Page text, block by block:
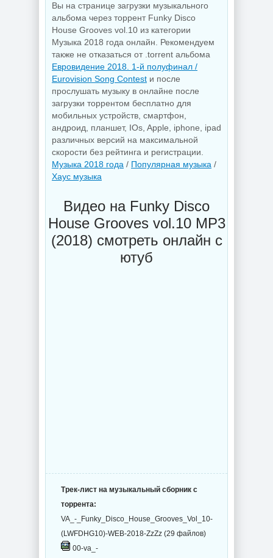
Вы на странице загрузки музыкального
альбома через торрент Funky Disco
House Grooves vol.10 из категории
Музыка 2018 года онлайн. Рекомендуем
также не отказаться от .torrent альбома
Евровидение 2018. 1-й полуфинал /
Eurovision Song Contest и после
прослушать музыку в онлайне после
загрузки торрентом бесплатно для
мобильных устройств, смартфон,
андроид, планшет, IOs, Apple, iphone, ipad
различных версий на максимальной
скорости без рейтинга и регистрации.
Музыка 2018 года / Популярная музыка /
Хаус музыка
Видео на Funky Disco
House Grooves vol.10 MP3
(2018) смотреть онлайн с
ютуб
Трек-лист на музыкальный сборник с
торрента:
VA_-_Funky_Disco_House_Grooves_Vol_10-
(LWFDHG10)-WEB-2018-ZzZz (29 файлов)
00-va_-